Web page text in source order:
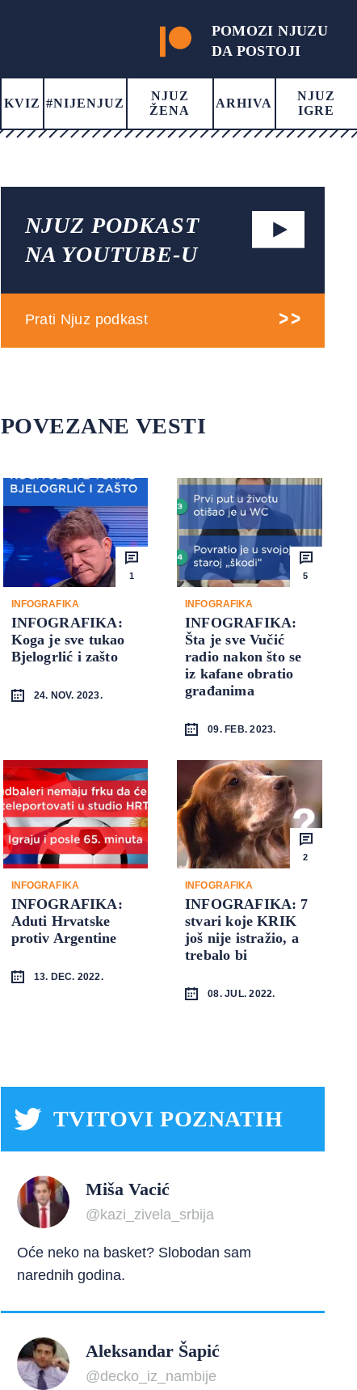
POMOZI NJUZU
DA POSTOJI
KVIZ #NIJENJUZ
NJUZ
ŽENA
ARHIVA
NJUZ
IGRE
NJUZ PODKAST
NA YOUTUBE-U
Prati Njuz podkast
POVEZANE VESTI
1
INFOGRAFIKA
INFOGRAFIKA:
Koga je sve tukao
Bjelogrlić i zašto
24. NOV. 2023.
5
INFOGRAFIKA
INFOGRAFIKA:
Šta je sve Vučić
radio nakon što se
iz kafane obratio
građanima
09. FEB. 2023.
INFOGRAFIKA
INFOGRAFIKA:
Aduti Hrvatske
protiv Argentine
13. DEC. 2022.
2
INFOGRAFIKA
INFOGRAFIKA: 7
stvari koje KRIK
još nije istražio, a
trebalo bi
08. JUL. 2022.
TVITOVI POZNATIH
Miša Vacić
@kazi_zivela_srbija
Oće neko na basket? Slobodan sam
narednih godina.
Aleksandar Šapić
@decko_iz_nambije